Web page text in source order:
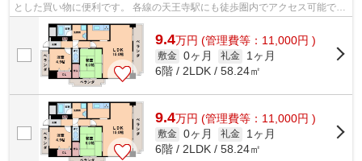
とした買い物に便利です。 各線の天王寺駅にも徒歩圏内でアクセス可能で
す。オートロックが有り、安心のセキュ...
9.4万円 (管理費等：11,000円 )
敷金 0ヶ月 礼金
1ヶ月
6階 / 2LDK / 58.24㎡
9.4万円 (管理費等：11,000円 )
敷金 0ヶ月 礼金
1ヶ月
6階 / 2LDK / 58.24㎡